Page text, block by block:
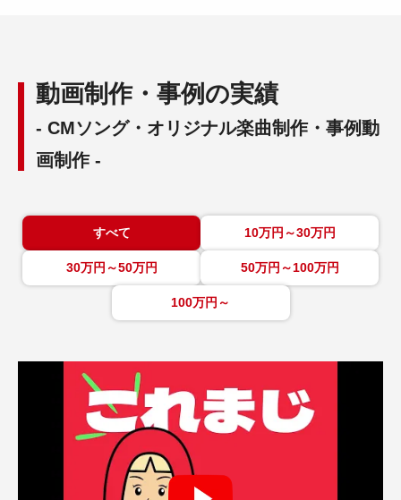
動画制作・事例の実績
- CMソング・オリジナル楽曲制作・事例動
画制作 -
すべて 10万円～30万円
30万円～50万円 50万円～100万円
100万円～